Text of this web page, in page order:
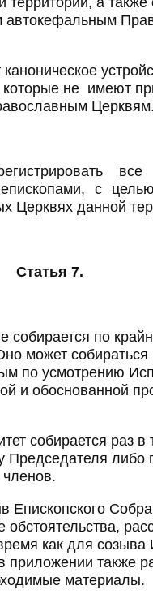
автокефальным
не имеют
все
с
Церквях данной
Статья 7.
по
может
по усмотрению
и обоснованной
собирается раз в
Председателя либо
как для созыва
приложении также
материалы.